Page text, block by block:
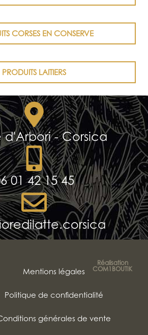
CORSES EN CONSERVE
PRODUITS LAITIERS
d'Arbori - Corsica
01 42 15 45
Mentions légales
Politique de confidentialité
générales de vente
Réalisation
COM1BOUTIK